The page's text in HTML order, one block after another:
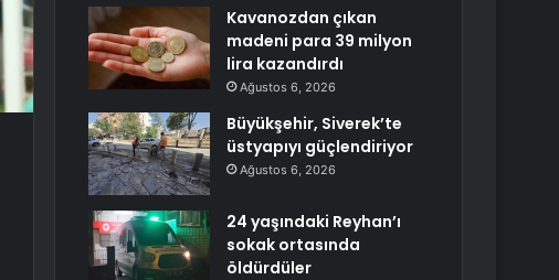
Kavanozdan çıkan
madeni para 39 milyon
lira kazandırdı
Ağustos 6, 2026
Büyükşehir, Siverek’te
üstyapıyı güçlendiriyor
Ağustos 6, 2026
24 yaşındaki Reyhan’ı
sokak ortasında
öldürdüler